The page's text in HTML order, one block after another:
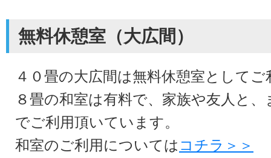
無料休憩室（大広間）
４０畳の大広間は無料休憩室として
８畳の和室は有料で、家族や友人と
でご利用頂いています。
和室のご利用については コチラ＞＞